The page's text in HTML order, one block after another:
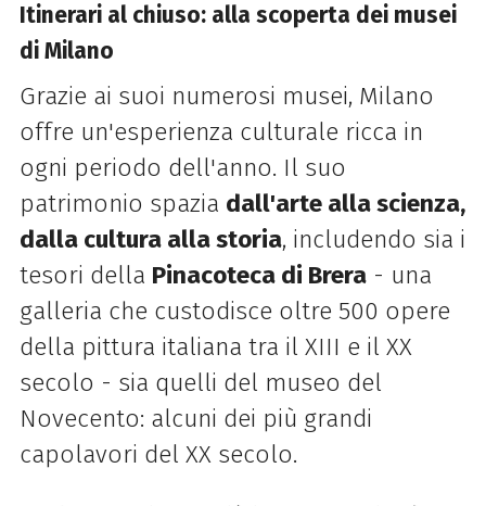
Itinerari al chiuso: alla scoperta dei musei
di Milano
Grazie ai suoi numerosi musei, Milano
offre un'esperienza culturale ricca in
ogni periodo dell'anno. Il suo
patrimonio spazia dall'arte alla scienza,
dalla cultura alla storia, includendo sia i
tesori della Pinacoteca di Brera- una
galleria che custodisce oltre 500 opere
della pittura italiana tra il XIII e il XX
secolo - sia quelli del museo del
Novecento: alcuni dei più grandi
capolavori del XX secolo.